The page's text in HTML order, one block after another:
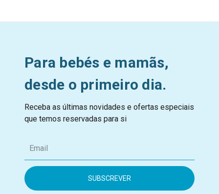
Para bebés e mamãs,
desde o primeiro dia.
Receba as últimas novidades e ofertas especiais
que temos reservadas para si
m
i